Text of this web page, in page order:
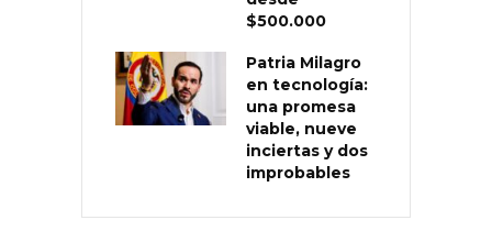
$500.000
Patria Milagro
en tecnología:
una promesa
viable, nueve
inciertas y dos
improbables